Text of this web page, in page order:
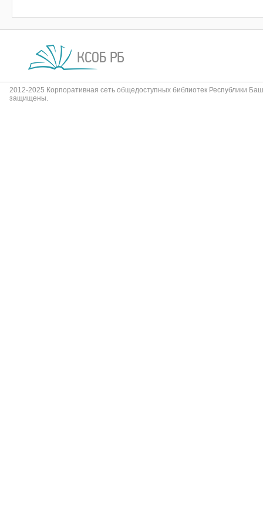
2012-2025 Корпоративная сеть общедоступных библиотек Республики
защищены.